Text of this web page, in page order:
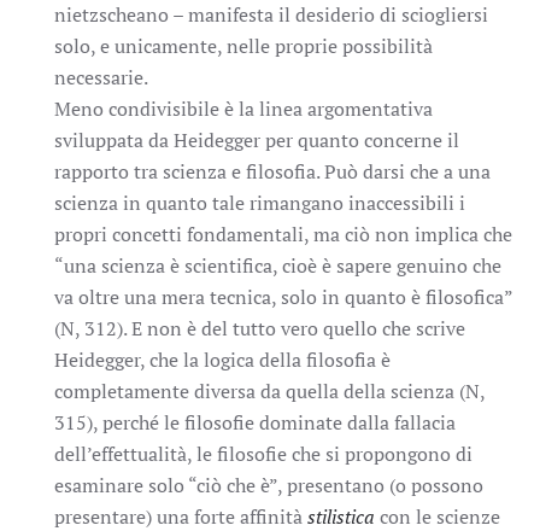
nietzscheano – manifesta il desiderio di sciogliersi
solo, e unicamente, nelle proprie possibilità
necessarie.
Meno condivisibile è la linea argomentativa
sviluppata da Heidegger per quanto concerne il
rapporto tra scienza e filosofia. Può darsi che a una
scienza in quanto tale rimangano inaccessibili i
propri concetti fondamentali, ma ciò non implica che
“una scienza è scientifica, cioè è sapere genuino che
va oltre una mera tecnica, solo in quanto è filosofica”
(N, 312). E non è del tutto vero quello che scrive
Heidegger, che la logica della filosofia è
completamente diversa da quella della scienza (N,
315), perché le filosofie dominate dalla fallacia
dell’effettualità, le filosofie che si propongono di
esaminare solo “ciò che è”, presentano (o possono
presentare) una forte affinitàstilistica con le scienze